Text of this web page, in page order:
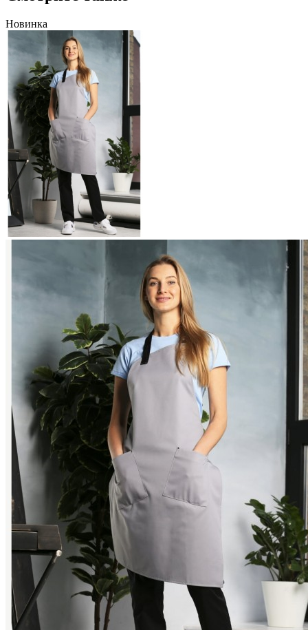
Новинка